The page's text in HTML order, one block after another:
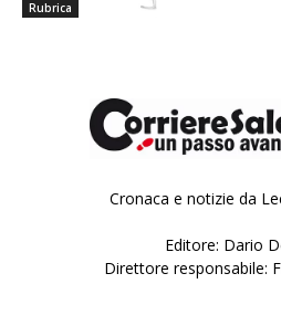
Rubrica
Cronaca e notizie da
Editore: Dario
Direttore responsabile: